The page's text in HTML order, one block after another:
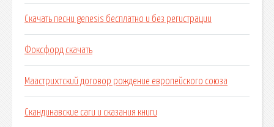
Скачать песни genesis бесплатно и без регистрации
Фоксфорд скачать
Маастрихтский договор рождение европейского союза
Скандинавские саги и сказания книги